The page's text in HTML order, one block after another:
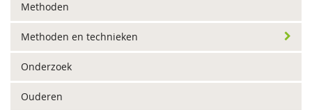
Methoden
Methoden en technieken
Onderzoek
Ouderen